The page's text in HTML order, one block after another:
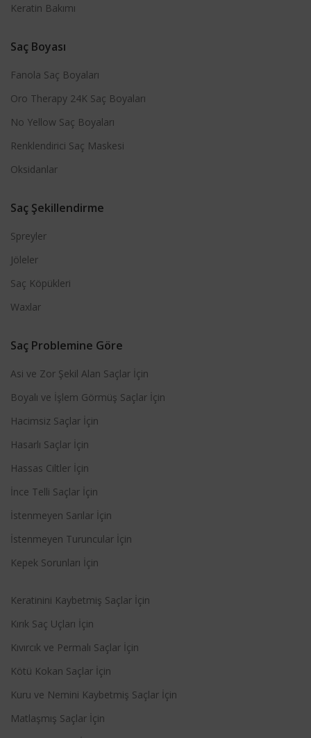
Keratin Bakımı
Saç Boyası
Fanola Saç Boyaları
Oro Therapy 24K Saç Boyaları
No Yellow Saç Boyaları
Renklendirici Saç Maskesi
Oksidanlar
Saç Şekillendirme
Spreyler
Jöleler
Saç Köpükleri
Waxlar
Saç Problemine Göre
Asi ve Zor Şekil Alan Saçlar İçin
Boyalı ve İşlem Görmüş Saçlar İçin
Hacimsiz Saçlar İçin
Hasarlı Saçlar İçin
Hassas Ciltler İçin
İnce Telli Saçlar İçin
İstenmeyen Sarılar İçin
İstenmeyen Turuncular İçin
Kepek Sorunları İçin
Keratinini Kaybetmiş Saçlar İçin
Kırık Saç Uçları İçin
Kıvırcık ve Permalı Saçlar İçin
Kötü Kokan Saçlar İçin
Kuru ve Nemini Kaybetmiş Saçlar İçin
Matlaşmış Saçlar İçin